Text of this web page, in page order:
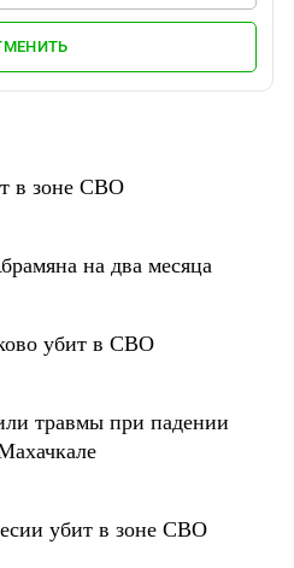
в зоне СВО
на два месяца
убит в СВО
травмы при падении
убит в зоне СВО